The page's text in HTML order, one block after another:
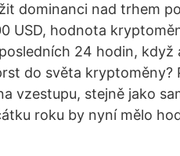
dominanci nad trhem
USD, hodnota
24 hodin,
do světa kryptoměny?
vzestupu, stejně jako
roku by nyní mělo